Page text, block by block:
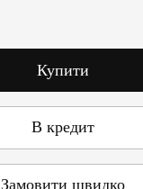
Купити
В кредит
Замовити швидко